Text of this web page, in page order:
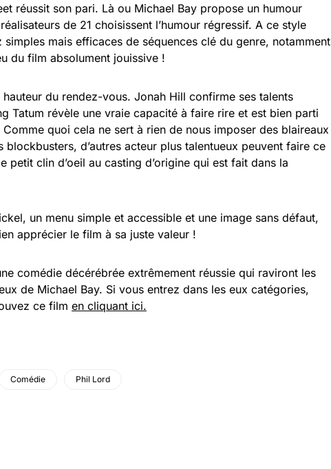
réussit son pari. Là ou Michael Bay propose un humour
de 21 choisissent l’humour régressif. A ce style
simples mais efficaces de séquences clé du genre, notamment
du film absolument jouissive !
du rendez-vous. Jonah Hill confirme ses talents
Tatum révèle une vraie capacité à faire rire et est bien parti
quoi cela ne sert à rien de nous imposer des blaireaux
d’autres acteur plus talentueux peuvent faire ce
petit clin d’oeil au casting d’origine qui est fait dans la
un menu simple et accessible et une image sans défaut,
apprécier le film à sa juste valeur !
comédie décérébrée extrêmement réussie qui raviront les
de Michael Bay. Si vous entrez dans les eux catégories,
ce film en cliquant ici.
Comédie Phil Lord